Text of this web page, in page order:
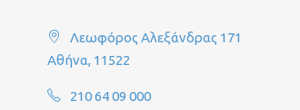
Λεωφόρος Αλεξάνδρας 171
Αθήνα, 11522
210 64 09 000